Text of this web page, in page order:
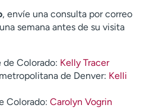
, envíe una consulta por correo
semana antes de su visita
Colorado: Kelly Tracer
de Denver: Kelli
Colorado: Carolyn Vogrin